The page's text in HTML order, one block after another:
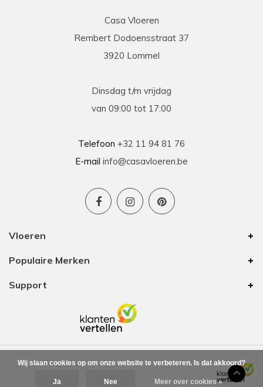
Casa Vloeren
Rembert Dodoensstraat 37
3920 Lommel
Dinsdag t/m vrijdag
van 09:00 tot 17:00
Telefoon +32 11 94 81 76
E-mail info@casavloeren.be
Vloeren
Populaire Merken
Support
Wij slaan cookies op om onze website te verbeteren. Is dat akkoord?
Ja Nee Meer over cookies »